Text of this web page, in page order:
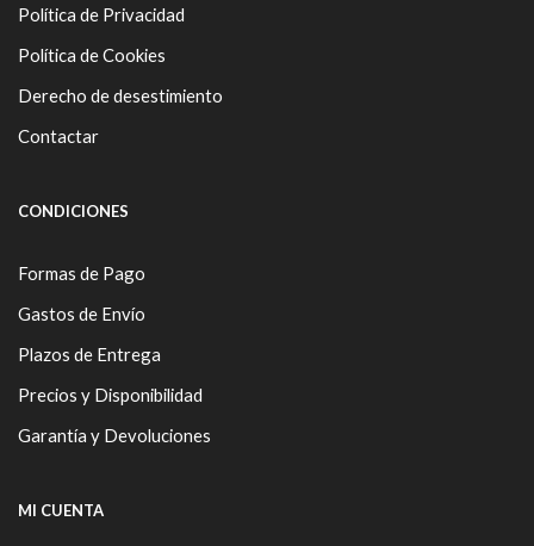
Política de Privacidad
Política de Cookies
Derecho de desestimiento
Contactar
CONDICIONES
Formas de Pago
Gastos de Envío
Plazos de Entrega
Precios y Disponibilidad
Garantía y Devoluciones
MI CUENTA